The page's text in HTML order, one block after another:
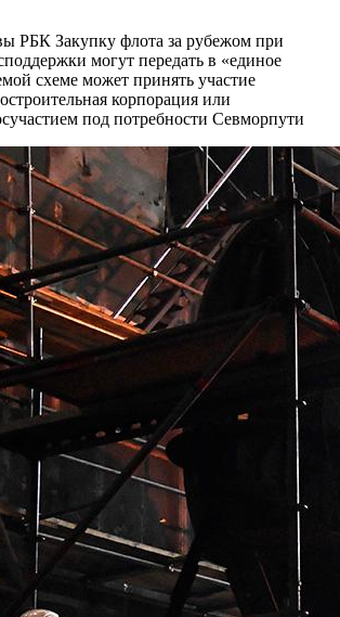
РБК Закупку флота за рубежом при
могут передать в «единое
схеме может принять участие
корпорация или
под потребности Севморпути